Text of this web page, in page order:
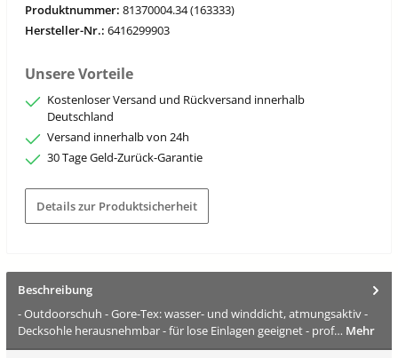
Produktnummer: 81370004.34 (163333)
Hersteller-Nr.: 6416299903
Unsere Vorteile
Kostenloser Versand und Rückversand innerhalb
Deutschland
Versand innerhalb von 24h
30 Tage Geld-Zurück-Garantie
Details zur Produktsicherheit
Beschreibung
- Outdoorschuh - Gore-Tex: wasser- und winddicht, atmungsaktiv -
Decksohle herausnehmbar - für lose Einlagen geeignet - prof… Mehr